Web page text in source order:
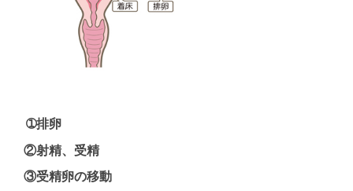
➀排卵
②射精、受精
③受精卵の移動